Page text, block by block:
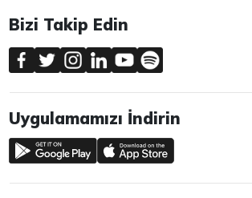
Bizi Takip Edin
Uygulamamızı İndirin